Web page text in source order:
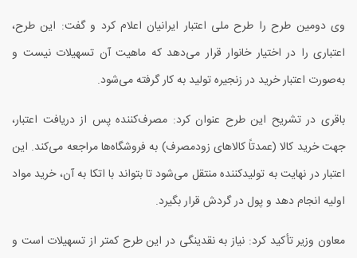
وی دومین طرح را طرح ملی اعتبار ایرانیان اعلام کرد و گفت: این طرح،
اعتباری را در اختیار خانوار قرار می‌دهد که ماهیت آن تسهیلات نیست و
به‌صورت اعتبار خرید در زنجیره تولید به کار گرفته می‌شود.
باقری در تشریح این طرح عنوان کرد: مصرف‌کننده پس از دریافت اعتبار،
جهت خرید کالا (عمدتاً کالاهای زودمصرف) به فروشگاه‌ها مراجعه می‌کند. این
اعتبار در نهایت به تولیدکننده منتقل می‌شود تا بتواند با اتکا به آن، خرید مواد
اولیه انجام دهد و پول در گردش قرار بگیرد.
معاون وزیر تأکید کرد: نیاز به نقدینگی در این طرح کمتر از تسهیلات است و